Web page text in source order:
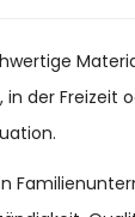
der Freizeit